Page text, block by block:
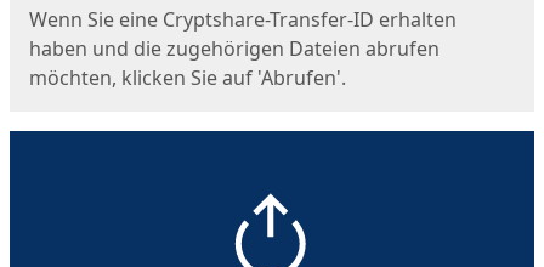
Wenn Sie eine Cryptshare-Transfer-ID erhalten
haben und die zugehörigen Dateien abrufen
möchten, klicken Sie auf 'Abrufen'.